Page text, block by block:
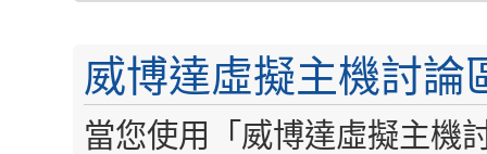
威博達虛擬主機討論
當您使用「威博達虛擬主機